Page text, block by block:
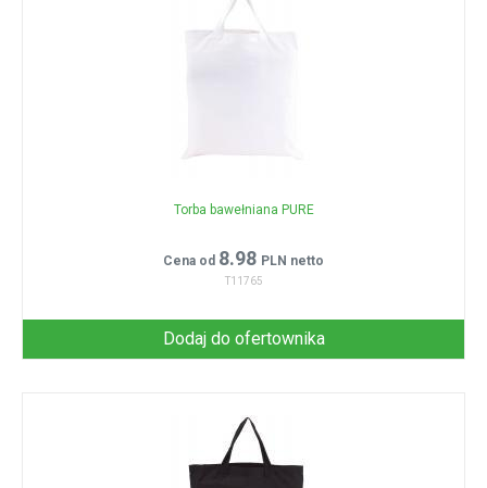
Torba bawełniana PURE
Cena od 8.98 PLN netto
T11765
Dodaj do ofertownika